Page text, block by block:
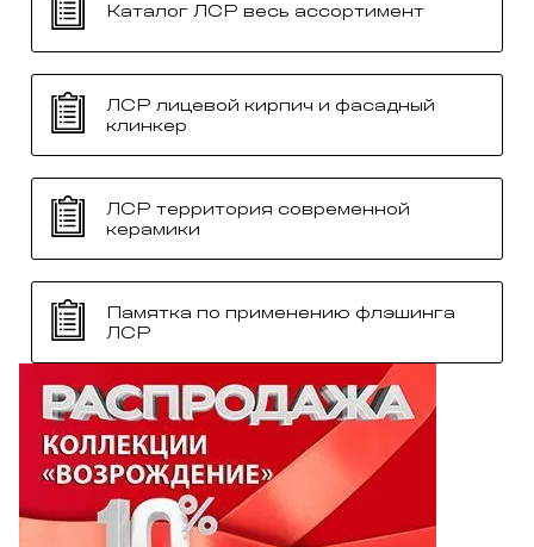
Каталог ЛСР весь ассортимент
ЛСР лицевой кирпич и фасадный
клинкер
ЛСР территория современной
керамики
Памятка по применению флэшинга
ЛСР